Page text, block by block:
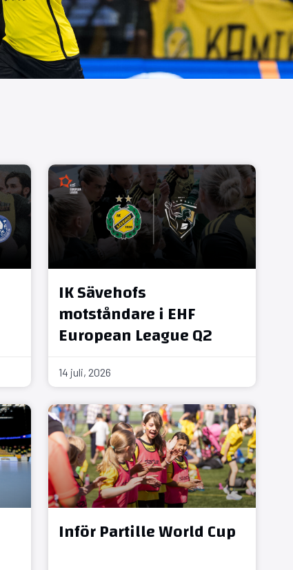
IK Sävehofs
motståndare i EHF
European League Q2
14 juli, 2026
Inför Partille World Cup